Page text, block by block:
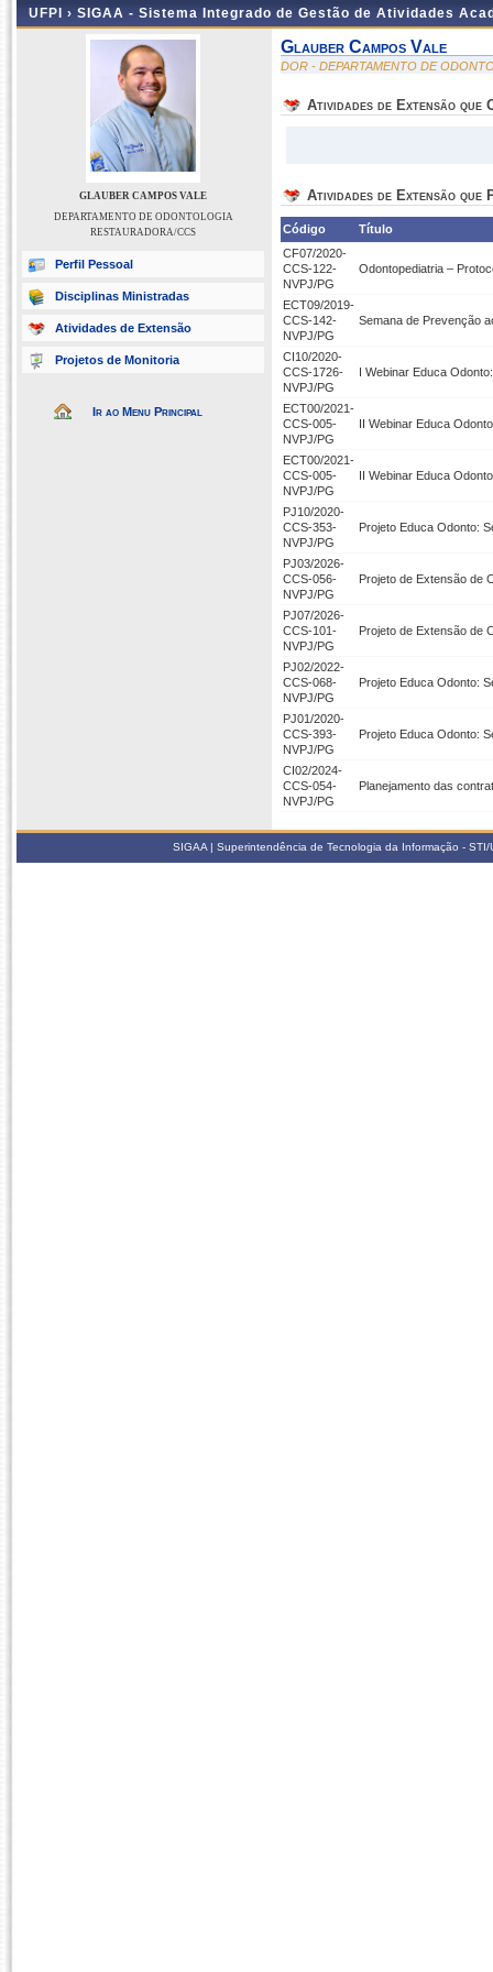
UFPI › SIGAA - Sistema Integrado de Gestão de Atividades
GLAUBER CAMPOS VALE
DEPARTAMENTO DE ODONTOLOGIA
RESTAURADORA/CCS
Perfil Pessoal
Disciplinas Ministradas
Atividades de Extensão
Projetos de Monitoria
Ir ao Menu Principal
Glauber Campos Vale
DOR - DEPARTAMENTO DE
Atividades de Extensão que
Atividades de Extensão que
Código
Título
CF07/2020-
CCS-122-
NVPJ/PG
Odontopediatria –
ECT09/2019-
CCS-142-
NVPJ/PG
Semana de Prevenção
CI10/2020-
CCS-1726-
NVPJ/PG
I Webinar Educa
ECT00/2021-
CCS-005-
NVPJ/PG
II Webinar Educa
ECT00/2021-
CCS-005-
NVPJ/PG
II Webinar Educa
PJ10/2020-
CCS-353-
NVPJ/PG
Projeto Educa Odonto:
PJ03/2026-
CCS-056-
NVPJ/PG
Projeto de Extensão de
PJ07/2026-
CCS-101-
NVPJ/PG
Projeto de Extensão de
PJ02/2022-
CCS-068-
NVPJ/PG
Projeto Educa Odonto:
PJ01/2020-
CCS-393-
NVPJ/PG
Projeto Educa Odonto:
CI02/2024-
CCS-054-
NVPJ/PG
Planejamento das
SIGAA | Superintendência de Tecnologia da Informação -